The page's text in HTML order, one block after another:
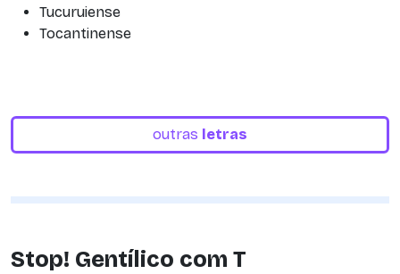
Tucuruiense
Tocantinense
outras letras
Stop! Gentílico com T